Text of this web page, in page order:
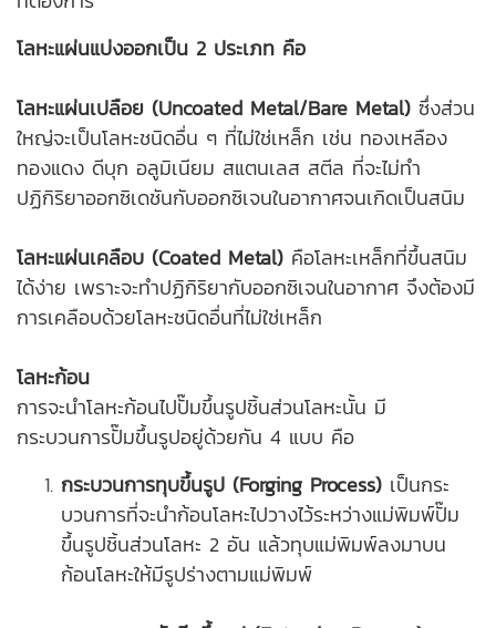
โลหะแผ่นแบ่งออกเป็น 2 ประเภท คือ
โลหะแผ่นเปลือย (Uncoated Metal/Bare Metal) ซึ่งส่วน
ใหญ่จะเป็นโลหะชนิดอื่น ๆ ที่ไม่ใช่เหล็ก เช่น ทองเหลือง
ทองแดง ดีบุก อลูมิเนียม สแตนเลส สตีล ที่จะไม่ทำ
ปฏิกิริยาออกซิเดชันกับออกซิเจนในอากาศจนเกิดเป็นสนิม
โลหะแผ่นเคลือบ (Coated Metal) คือโลหะเหล็กที่ขึ้นสนิม
ได้ง่าย เพราะจะทำปฏิกิริยากับออกซิเจนในอากาศ จึงต้องมี
การเคลือบด้วยโลหะชนิดอื่นที่ไม่ใช่เหล็ก
โลหะก้อน
การจะนำโลหะก้อนไปปั๊มขึ้นรูปชิ้นส่วนโลหะนั้น มี
กระบวนการปั๊มขึ้นรูปอยู่ด้วยกัน 4 แบบ คือ
กระบวนการทุบขึ้นรูป (Forging Process) เป็นกระ
บวนการที่จะนำก้อนโลหะไปวางไว้ระหว่างแม่พิมพ์ปั๊ม
ขึ้นรูปชิ้นส่วนโลหะ 2 อัน แล้วทุบแม่พิมพ์ลงมาบน
ก้อนโลหะให้มีรูปร่างตามแม่พิมพ์